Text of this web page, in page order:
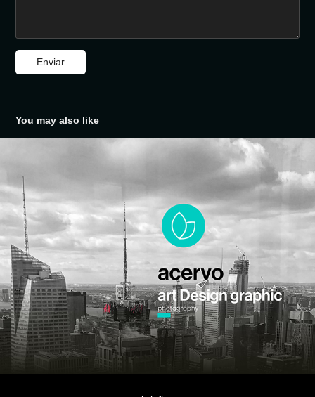
Enviar
You may also like